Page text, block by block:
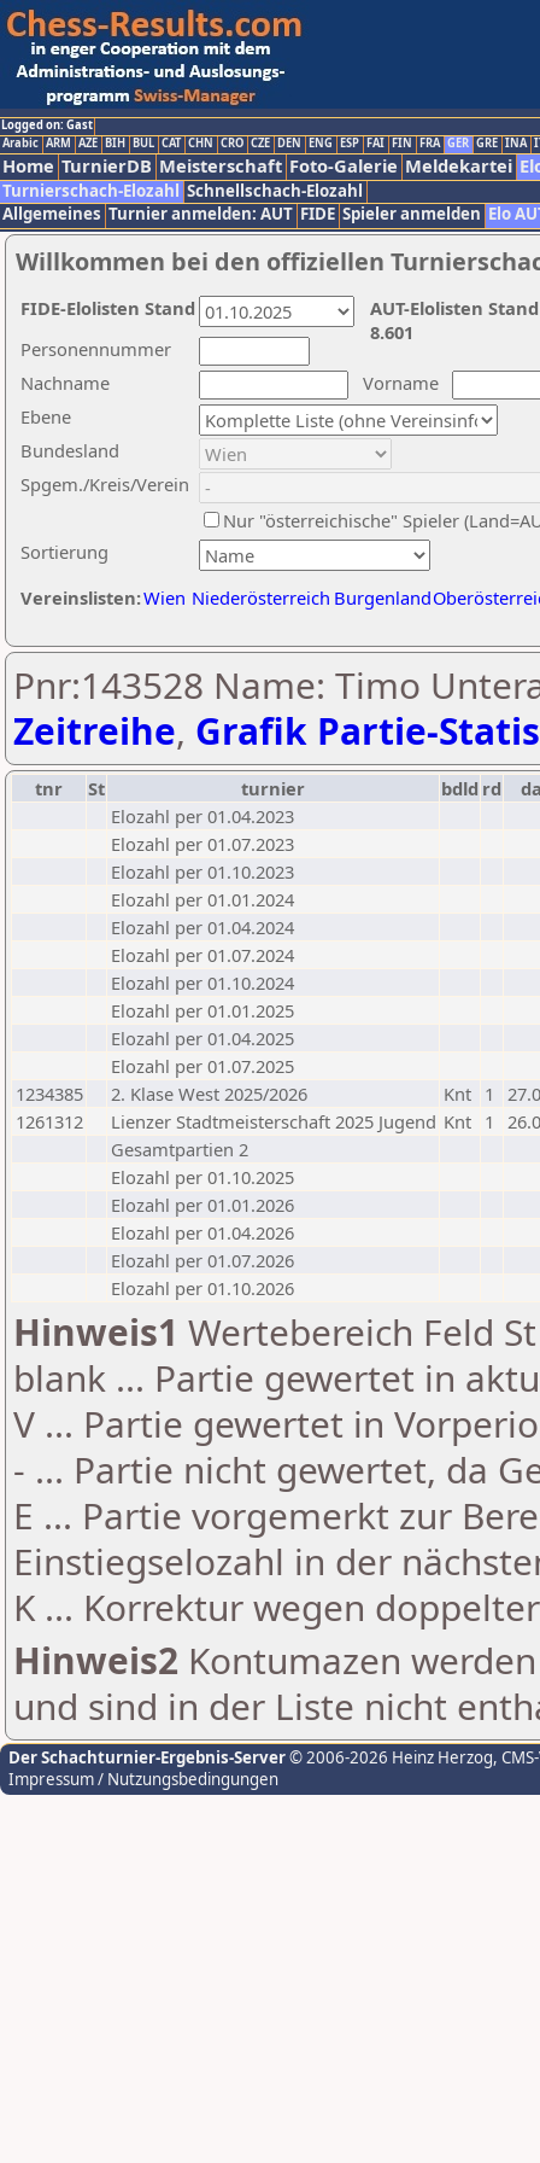
Logged on: Gast
Arabic ARM AZE BIH BUL CAT CHN CRO CZE DEN ENG ESP FAI FIN FRA GER GRE INA
Home TurnierDB Meisterschaft Foto-Galerie Meldekartei
Turnierschach-Elozahl Schnellschach-Elozahl
Allgemeines Turnier anmelden: AUT FIDE Spieler anmelden Elo
Willkommen bei den offiziellen
Nachname
Vorname
Ebene
Sortierung
Personennummer
Bundesland
Spgem./Kreis/Verein
Nur "österreichische" Spieler
Vereinslisten:Wien Niederösterreich Burgenland
AUT-Elolisten
8.601
FIDE-Elolisten Stand
Pnr:143528 Name: Timo
Zeitreihe, Grafik Partie-
tnr St turnier bdld rd
Elozahl per 01.04.2023
Elozahl per 01.07.2023
Elozahl per 01.10.2023
Elozahl per 01.01.2024
Elozahl per 01.04.2024
Elozahl per 01.07.2024
Elozahl per 01.10.2024
Elozahl per 01.01.2025
Elozahl per 01.04.2025
Elozahl per 01.07.2025
1234385
2. Klase West 2025/2026 Knt 1
1261312
Lienzer Stadtmeisterschaft 2025 Jugend Knt 1
Gesamtpartien 2
Elozahl per 01.10.2025
Elozahl per 01.01.2026
Elozahl per 01.04.2026
Elozahl per 01.07.2026
Elozahl per 01.10.2026
Hinweis1 Wertebereich Feld
blank ... Partie gewertet in
V ... Partie gewertet in
- ... Partie nicht gewertet, da
E ... Partie vorgemerkt zur
Einstiegselozahl in der
K ... Korrektur wegen
Hinweis2 Kontumazen
und sind in der Liste nicht
Der Schachturnier-Ergebnis-Server© 2006-2026 Heinz Herzog,
Impressum / Nutzungsbedingungen